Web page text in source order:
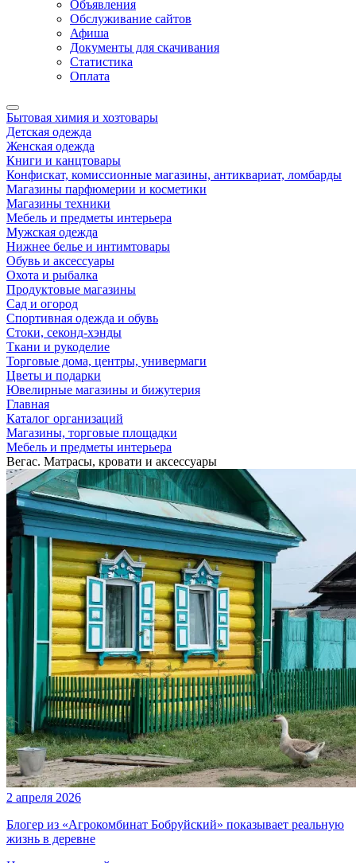
Объявления
Обслуживание сайтов
Афиша
Документы для скачивания
Статистика
Оплата
Бытовая химия и хозтовары
Детская одежда
Женская одежда
Книги и канцтовары
Конфискат, комиссионные магазины, антиквариат, ломбарды
Магазины парфюмерии и косметики
Магазины техники
Мебель и предметы интерьера
Мужская одежда
Нижнее белье и интимтовары
Обувь и аксессуары
Охота и рыбалка
Продуктовые магазины
Сад и огород
Спортивная одежда и обувь
Стоки, секонд-хэнды
Ткани и рукоделие
Торговые дома, центры, универмаги
Цветы и подарки
Ювелирные магазины и бижутерия
Главная
Каталог организаций
Магазины, торговые площадки
Мебель и предметы интерьера
Вегас. Матрасы, кровати и аксессуары
2 апреля 2026
Блогер из «Агрокомбинат Бобруйский» показывает реальную
жизнь в деревне